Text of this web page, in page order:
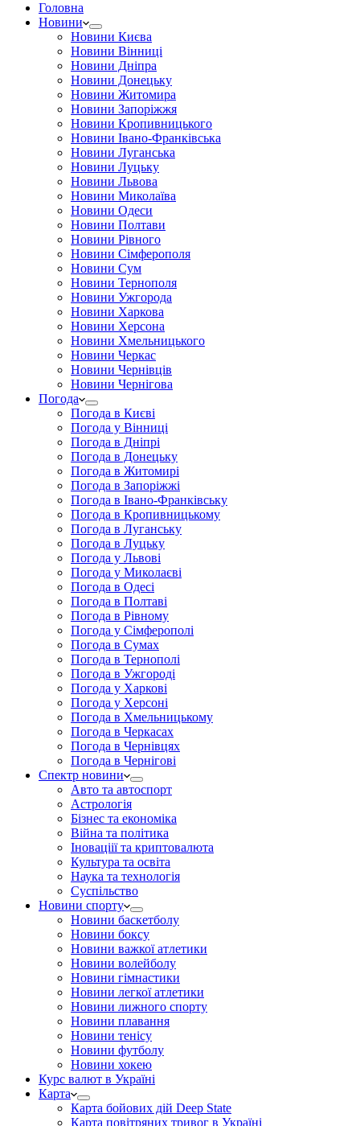
Головна
Новини
Новини Києва
Новини Вінниці
Новини Дніпра
Новини Донецьку
Новини Житомира
Новини Запоріжжя
Новини Кропивницького
Новини Івано-Франківська
Новини Луганська
Новини Луцьку
Новини Львова
Новини Миколаїва
Новини Одеси
Новини Полтави
Новини Рівного
Новини Сімферополя
Новини Сум
Новини Тернополя
Новини Ужгорода
Новини Харкова
Новини Херсона
Новини Хмельницького
Новини Черкас
Новини Чернівців
Новини Чернігова
Погода
Погода в Києві
Погода у Вінниці
Погода в Дніпрі
Погода в Донецьку
Погода в Житомирі
Погода в Запоріжжі
Погода в Івано-Франківську
Погода в Кропивницькому
Погода в Луганську
Погода в Луцьку
Погода у Львові
Погода у Миколаєві
Погода в Одесі
Погода в Полтаві
Погода в Рівному
Погода у Сімферополі
Погода в Сумах
Погода в Тернополі
Погода в Ужгороді
Погода у Харкові
Погода у Херсоні
Погода в Хмельницькому
Погода в Черкасах
Погода в Чернівцях
Погода в Чернігові
Спектр новини
Авто та автоспорт
Астрологія
Бізнес та економіка
Війна та політика
Іноваціії та криптовалюта
Культура та освіта
Наука та технологія
Суспільство
Новини спорту
Новини баскетболу
Новини боксу
Новини важкої атлетики
Новини волейболу
Новини гімнастики
Новини легкої атлетики
Новини лижного спорту
Новини плавання
Новини тенісу
Новини футболу
Новини хокею
Курс валют в Україні
Карта
Карта бойових дій Deep State
Карта повітряних тривог в Україні